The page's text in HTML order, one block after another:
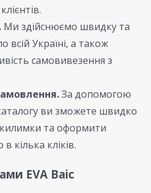
Ми здійснюємо швидку та
всій Україні, а також
самовивезення з
За допомогою
ви зможете швидко
килимки та оформити
кілька кліків.
EVA Baic